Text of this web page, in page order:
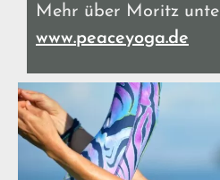
Mehr über Moritz
www.peaceyoga.de